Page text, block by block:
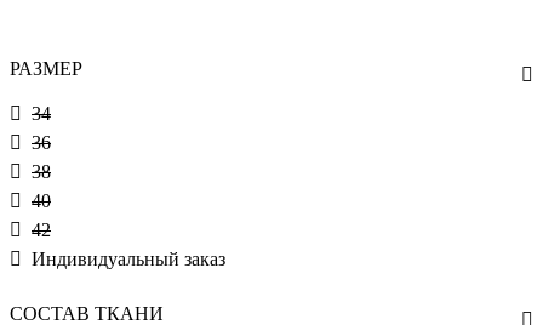
РАЗМЕР
34
36
38
40
42
Индивидуальный заказ
СОСТАВ ТКАНИ